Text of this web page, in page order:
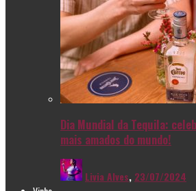
Dia Mundial da Tequila:
mais amados do mundo!
Livia Alves, 23/07/2024